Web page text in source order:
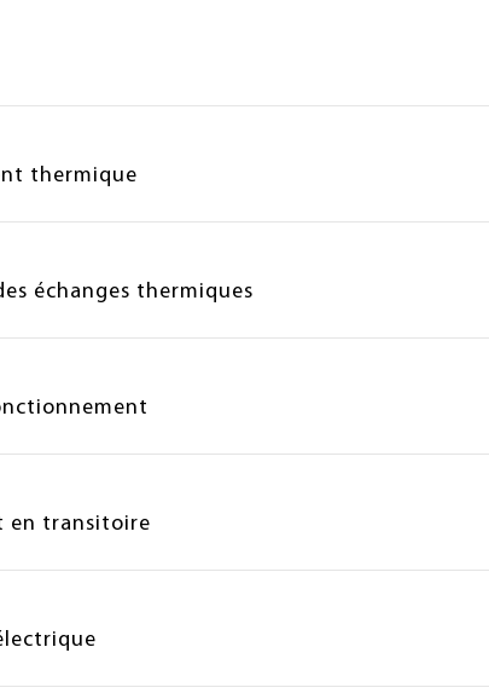
thermique
échanges thermiques
en transitoire